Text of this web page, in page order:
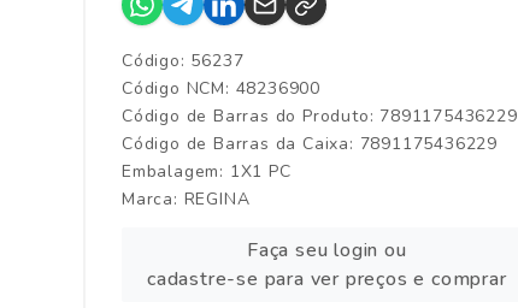
Código: 56237
Código NCM: 48236900
Código de Barras do Produto: 7891175436229
Código de Barras da Caixa: 7891175436229
Embalagem: 1X1 PC
Marca: REGINA
Faça seu login ou
cadastre-se para ver preços e comprar